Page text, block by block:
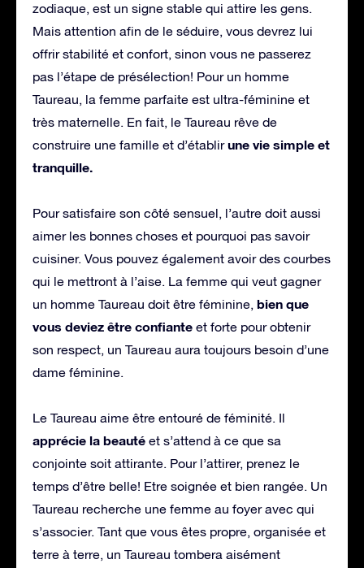
zodiaque, est un signe stable qui attire les gens.
Mais attention afin de le séduire, vous devrez lui
offrir stabilité et confort, sinon vous ne passerez
pas l’étape de présélection! Pour un homme
Taureau, la femme parfaite est ultra-féminine et
très maternelle. En fait, le Taureau rêve de
construire une famille et d’établirune vie simple et
tranquille.
Pour satisfaire son côté sensuel, l’autre doit aussi
aimer les bonnes choses et pourquoi pas savoir
cuisiner. Vous pouvez également avoir des courbes
qui le mettront à l’aise. La femme qui veut gagner
un homme Taureau doit être féminine, bien que
vous deviez être confiante et forte pour obtenir
son respect, un Taureau aura toujours besoin d’une
dame féminine.
Le Taureau aime être entouré de féminité. Il
apprécie la beauté et s’attend à ce que sa
conjointe soit attirante. Pour l’attirer, prenez le
temps d’être belle! Etre soignée et bien rangée. Un
Taureau recherche une femme au foyer avec qui
s’associer. Tant que vous êtes propre, organisée et
terre à terre, un Taureau tombera aisément